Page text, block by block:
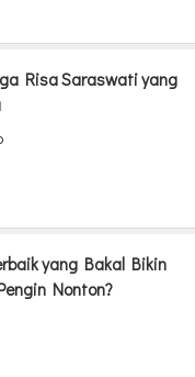
Risa Saraswati yang
yang Bakal Bikin
Nonton?